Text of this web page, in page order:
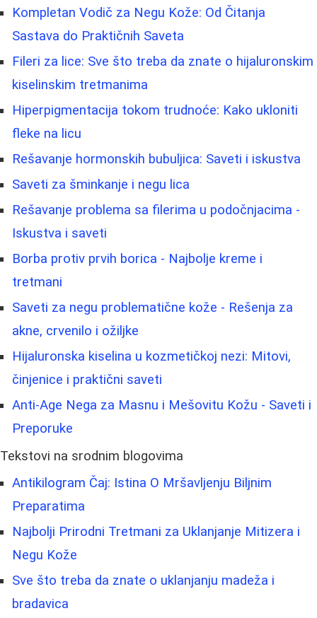
Kompletan Vodič za Negu Kože: Od Čitanja
Sastava do Praktičnih Saveta
Fileri za lice: Sve što treba da znate o hijaluronskim
kiselinskim tretmanima
Hiperpigmentacija tokom trudnoće: Kako ukloniti
fleke na licu
Rešavanje hormonskih bubuljica: Saveti i iskustva
Saveti za šminkanje i negu lica
Rešavanje problema sa filerima u podočnjacima -
Iskustva i saveti
Borba protiv prvih borica - Najbolje kreme i
tretmani
Saveti za negu problematične kože - Rešenja za
akne, crvenilo i ožiljke
Hijaluronska kiselina u kozmetičkoj nezi: Mitovi,
činjenice i praktični saveti
Anti-Age Nega za Masnu i Mešovitu Kožu - Saveti i
Preporuke
Tekstovi na srodnim blogovima
Antikilogram Čaj: Istina O Mršavljenju Biljnim
Preparatima
Najbolji Prirodni Tretmani za Uklanjanje Mitizera i
Negu Kože
Sve što treba da znate o uklanjanju madeža i
bradavica